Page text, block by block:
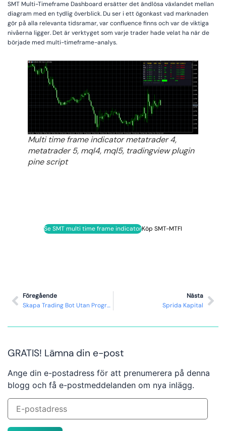
SMT Multi-Timeframe Dashboard ersätter det ändlösa växlandet mellan
diagram med en tydlig överblick. Du ser i ett ögonkast vad marknaden
gör på alla relevanta tidsramar, var confluence finns och var de viktiga
nivåerna ligger. Det är verktyget som varje trader hade velat ha när de
började med multi-timeframe-analys.
Multi time frame indicator metatrader 4,
metatrader 5, mql4, mql5, tradingview plugin
pine script
Se SMT multi time frame indicatorKöp SMT-MTFI
Föregående
Skapa Trading Bot Utan Programmering
Nästa
Sprida Kapital
GRATIS! Lämna din e-post
Ange din e-postadress för att prenumerera på denna
blogg och få e-postmeddelanden om nya inlägg.